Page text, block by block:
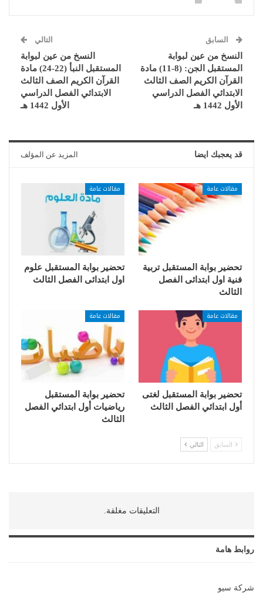
السابق
النسخ من عين لبوابة
المستقبل الجن: (8-11) مادة
القرآن الكريم الصف الثالث
الابتدائي الفصل الدراسي
الأول 1442 هـ
التالي
النسخ من عين لبوابة
المستقبل النبأ (22-24) مادة
القرآن الكريم الصف الثالث
الابتدائي الفصل الدراسي
الأول 1442 هـ
قد يعجبك ايضا المزيد عن المؤلف
مقالات عامة
تحضير بوابة المستقبل تربية
فنية اول ابتدائى الفصل
الثالث
مقالات عامة
تحضير بوابة المستقبل علوم
اول ابتدائى الفصل الثالث
مقالات عامة
تحضير بوابة المستقبل لغتى
أول ابتدائي الفصل الثالث
مقالات عامة
تحضير بوابة المستقبل
رياضيات أول ابتدائي الفصل
الثالث
السابق التالي
التعليقات مغلقة.
روابط هامة
شركة سيو